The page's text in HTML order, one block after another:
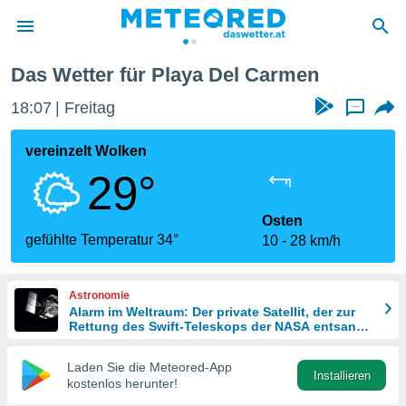
wurde
dass
sind.
diese
Das Wetter für Playa Del Carmen
18:07 Freitag ...
vereinzelt Wolken
29°
gefühlte Temperatur 34°
Osten
10
28 km/h
Astronomie
Alarm im Weltraum: Der private Satellit, der zur
Rettung des Swift-Teleskops der NASA entsandt
Laden Sie die Meteored-App
kostenlos herunter!
Installieren